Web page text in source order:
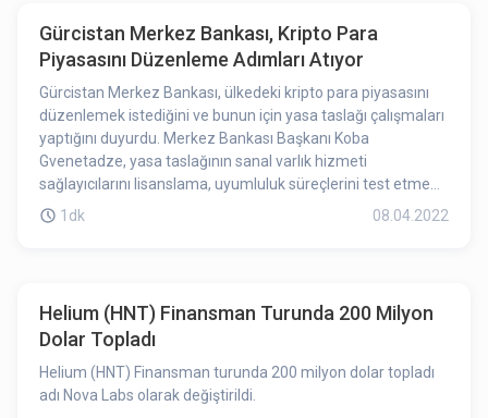
Gürcistan Merkez Bankası, Kripto Para
Piyasasını Düzenleme Adımları Atıyor
Gürcistan Merkez Bankası, ülkedeki kripto para piyasasını
düzenlemek istediğini ve bunun için yasa taslağı çalışmaları
yaptığını duyurdu. Merkez Bankası Başkanı Koba
Gvenetadze, yasa taslağının sanal varlık hizmeti
sağlayıcılarını lisanslama, uyumluluk süreçlerini test etme
gibi konular ele alınacaktır.
1dk 08.04.2022
Helium (HNT) Finansman Turunda 200 Milyon
Dolar Topladı
Helium (HNT) Finansman turunda 200 milyon dolar topladı
adı Nova Labs olarak değiştirildi.